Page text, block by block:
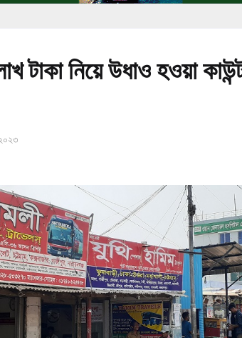
টাকা নিয়ে উধাও হওয়া